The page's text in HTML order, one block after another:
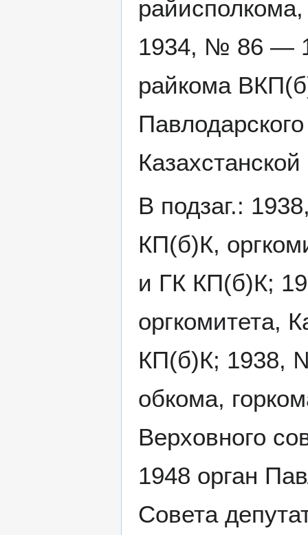
1934, № 86 —
райкома
В подзаг.:
КП(б)К,
и ГК КП(б)К;
оргкомитета,
КП(б)К; 1938,
обкома,
Верховного
1948 орган
Совета